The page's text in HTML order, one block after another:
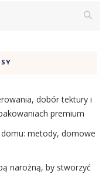
dobór tektury i
premium
domu: metody, domowe
narożną, by stworzyć